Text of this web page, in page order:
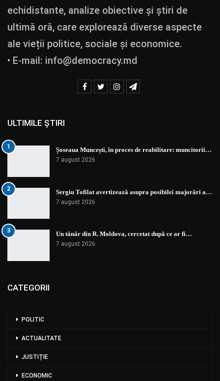
echidistante, analize obiective și știri de
ultimă oră, care explorează diverse aspecte
ale vieții politice, sociale și economice.
• E-mail: info@democracy.md
ULTIMILE ȘTIRI
1 Șoseaua Muncești, în proces de reabilitare: muncitorii…
7 august 2026
2 Sergiu Tofilat avertizează asupra posibilei majorări a…
7 august 2026
3 Un tânăr din R. Moldova, cercetat după ce ar fi…
7 august 2026
CATEGORII
POLITIC
ACTUALITATE
JUSTIȚIE
ECONOMIC